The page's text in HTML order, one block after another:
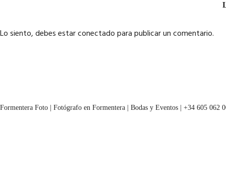
Lo siento, debes estarconectadopara publicar un comentario.
Formentera Foto | Fotógrafo en Formentera | Bodas y Eventos | +34 605 062